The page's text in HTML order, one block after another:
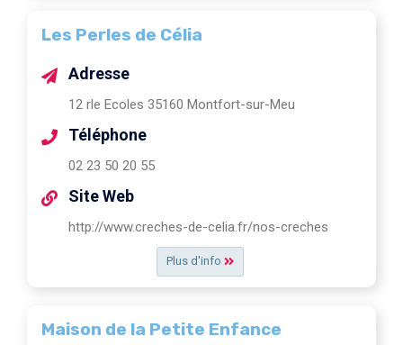
Les Perles de Célia
Plus d'info
Adresse
12 rle Ecoles 35160 Montfort-sur-Meu
Téléphone
02 23 50 20 55
Site Web
http://www.creches-de-celia.fr/nos-creches
Maison de la Petite Enfance